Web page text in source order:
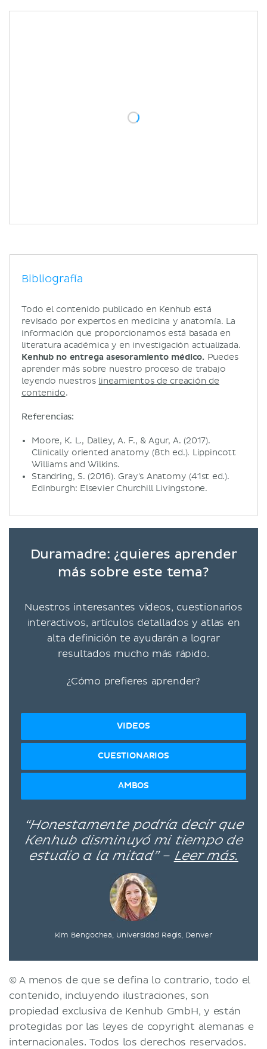
Bibliografía
Todo el contenido publicado en Kenhub está
revisado por expertos en medicina y anatomía. La
información que proporcionamos está basada en
literatura académica y en investigación actualizada.
Kenhub no entrega asesoramiento médico. Puedes
aprender más sobre nuestro proceso de trabajo
leyendo nuestros lineamientos de creación de
contenido.
Referencias:
Moore, K. L., Dalley, A. F., & Agur, A. (2017).
Clinically oriented anatomy (8th ed.). Lippincott
Williams and Wilkins.
Standring, S. (2016). Gray's Anatomy (41st ed.).
Edinburgh: Elsevier Churchill Livingstone.
Duramadre: ¿quieres aprender
más sobre este tema?
Nuestros interesantes videos, cuestionarios
interactivos, artículos detallados y atlas en
alta definición te ayudarán a lograr
resultados mucho más rápido.
¿Cómo prefieres aprender?
VIDEOS
CUESTIONARIOS
AMBOS
“Honestamente podría decir que
Kenhub disminuyó mi tiempo de
estudio a la mitad” – Leer más.
Kim Bengochea, Universidad Regis, Denver
© A menos de que se defina lo contrario, todo el
contenido, incluyendo ilustraciones, son
propiedad exclusiva de Kenhub GmbH, y están
protegidas por las leyes de copyright alemanas e
internacionales. Todos los derechos reservados.